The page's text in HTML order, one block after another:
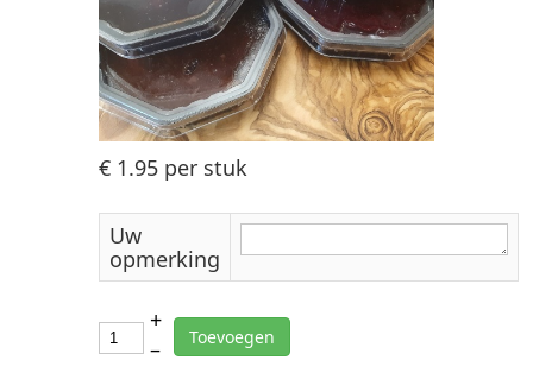
€ 1.95 per stuk
Uw
opmerking
+
–
Toevoegen